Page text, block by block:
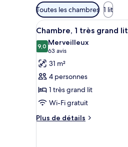
Filtres
disponibles
pour
les
chambres
Toutes les chambres 1 lit
Afficher
toutes
les
photos
pour
ce
type
de
chambre :
5
Chambre, 1 très grand lit
9,09,0 sur 10
Merveilleux
63 avis
(63 avis)
31 m²
4 personnes
1 très grand lit
Wi-Fi gratuit
Plus de détails
Plus